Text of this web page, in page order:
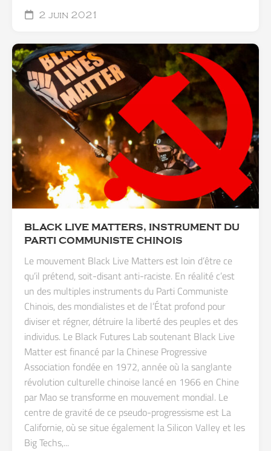
2 juin 2021
BLACK LIVE MATTERS, INSTRUMENT DU
PARTI COMMUNISTE CHINOIS
Le mouvement Black Live Matters est loin d’être ce
qu’il prétend, soit-disant anti-raciste. En réalité c’est
un des multiples instruments du Parti Communiste
Chinois, des mondialistes et de l’État profond pour
diviser et régner, détruire la liberté des peuples et des
individus. Le Black Futures Lab soutenant Black Live
Matter est financé par la Chinese Progressive
Association fondée en 1972, année où la sanglante
révolution culturelle chinoise lancé en 1966 en Chine
par Mao se transforme en mouvement mondial. Le
centre de gravité de ce pseudo-progressisme est La
Californie, où se situe également la Silicon Valley et les
Big Techs,...